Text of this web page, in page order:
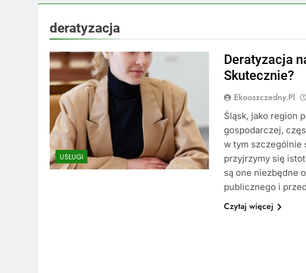
deratyzacja
USŁUGI
Deratyzacja
Skutecznie?
Ekooszczedny.pl
Śląsk, jako region
gospodarczej,
w tym szczególnie
przyjrzymy się
są one niezbędne
publicznego i
Czytaj więcej